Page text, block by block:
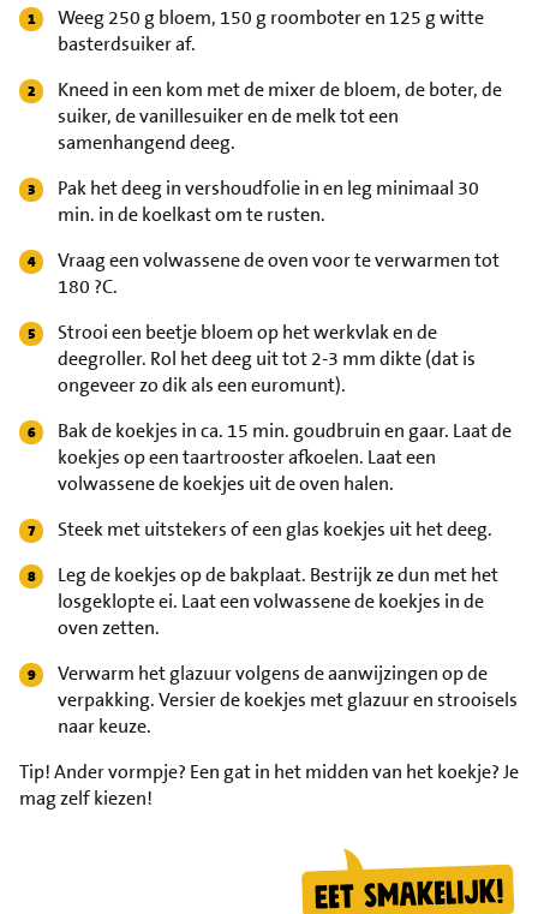
Weeg 250 g bloem, 150 g roomboter en 125 g witte
basterdsuiker af.
Kneed in een kom met de mixer de bloem, de boter, de
suiker, de vanillesuiker en de melk tot een
samenhangend deeg.
Pak het deeg in vershoudfolie in en leg minimaal 30
min. in de koelkast om te rusten.
Vraag een volwassene de oven voor te verwarmen tot
180 ?C.
Strooi een beetje bloem op het werkvlak en de
deegroller. Rol het deeg uit tot 2-3 mm dikte (dat is
ongeveer zo dik als een euromunt).
Bak de koekjes in ca. 15 min. goudbruin en gaar. Laat de
koekjes op een taartrooster afkoelen. Laat een
volwassene de koekjes uit de oven halen.
Steek met uitstekers of een glas koekjes uit het deeg.
Leg de koekjes op de bakplaat. Bestrijk ze dun met het
losgeklopte ei. Laat een volwassene de koekjes in de
oven zetten.
Verwarm het glazuur volgens de aanwijzingen op de
verpakking. Versier de koekjes met glazuur en strooisels
naar keuze.
Tip!Ander vormpje? Een gat in het midden van het koekje? Je
mag zelf kiezen!